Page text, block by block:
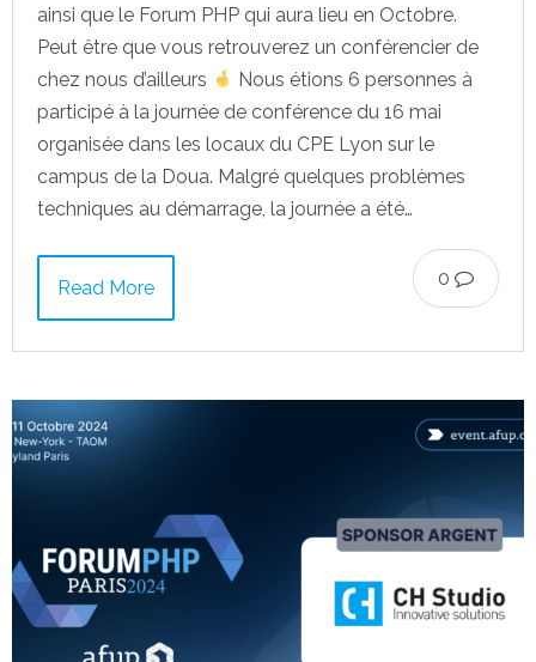
ainsi que le Forum PHP qui aura lieu en Octobre.
Peut être que vous retrouverez un conférencier de
chez nous d’ailleurs
Nous étions 6 personnes à
participé à la journée de conférence du 16 mai
organisée dans les locaux du CPE Lyon sur le
campus de la Doua. Malgré quelques problèmes
techniques au démarrage, la journée a été…
0
Read More